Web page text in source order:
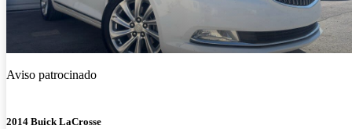
Aviso patrocinado
2014 Buick LaCrosse